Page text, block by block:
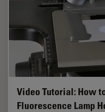
Video Tutorial: How
Fluorescence Lamp